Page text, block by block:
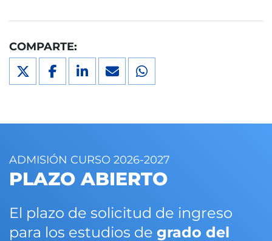
COMPARTE:
ADMISIÓN CURSO 2026-2027
PLAZO ABIERTO
El plazo de solicitud de ingreso
para los estudios de grado del